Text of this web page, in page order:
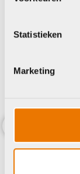
Statistieken
Marketing
Previous